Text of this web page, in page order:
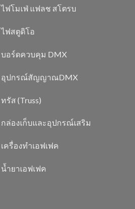
ไฟโมเฟ่ แฟลช สโตรบ
ไฟสตูดิโอ
บอร์ดควบคุม DMX
อุปกรณ์สัญญาณDMX
ทรัส (Truss)
กล่องเก็บและอุปกรณ์เสริม
เครื่องทำเอฟเฟค
น้ำยาเอฟเฟค